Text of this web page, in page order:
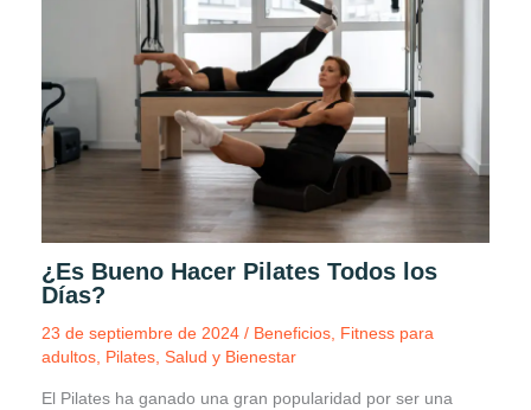
¿Es Bueno Hacer Pilates Todos los
Días?
23 de septiembre de 2024 / Beneficios Fitness para
adultos Pilates Salud y Bienestar
El Pilates ha ganado una gran popularidad por ser una